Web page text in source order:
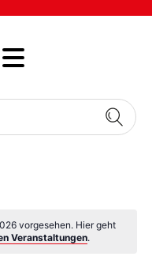
vorgesehen. Hier geht
Veranstaltungen.